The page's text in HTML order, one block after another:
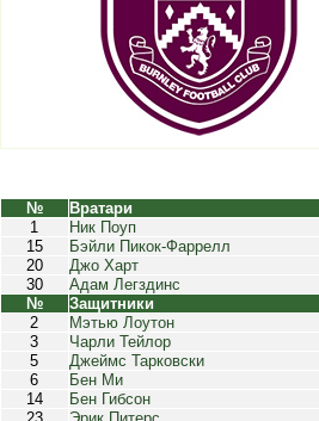
№
Вратари
1
Ник Поуп
15
Бэйли Пикок-Фаррелл
20
Джо Харт
30
Адам Легздинс
№
Защитники
2
Мэтью Лоутон
3
Чарли Тейлор
5
Джеймс Тарковски
6
Бен Ми
14
Бен Гибсон